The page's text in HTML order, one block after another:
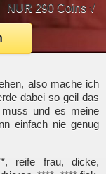
NUR 290 Coins √
also mache ich
dabei so geil das
und es meine
einfach nie genug
reife frau, dicke,